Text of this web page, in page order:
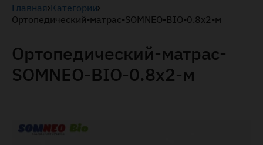
Главная Категории
Ортопедический-матрас-SOMNEO-BIO-0.8x2-м
Ортопедический-матрас-
SOMNEO-BIO-0.8x2-м